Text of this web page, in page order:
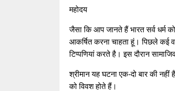
महोदय
जैसा कि आप जानते हैं भारत सर्व धर्म
आकर्षित करना चाहता हूं। पिछले कई
टिप्पणियां करते है। इस दौरान
श्रीमान यह घटना एक-दो बार की
को विवश होते हैं।